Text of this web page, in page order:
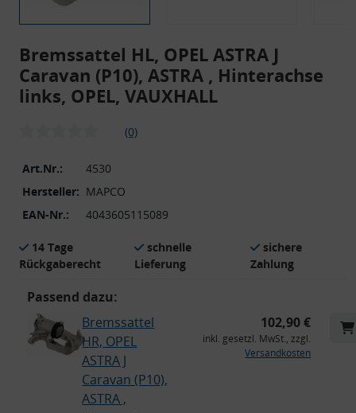
Bremssattel HL, OPEL ASTRA J
Caravan (P10), ASTRA , Hinterachse
links, OPEL, VAUXHALL
(0)
Art.Nr.:
4530
Hersteller: MAPCO
EAN-Nr.:
4043605115089
14 Tage
Rückgaberecht
schnelle
Lieferung
sichere
Zahlung
Passend dazu:
Bremssattel
HR, OPEL
ASTRA J
Caravan (P10),
ASTRA ,
102,90 €
inkl. gesetzl. MwSt., zzgl.
Versandkosten